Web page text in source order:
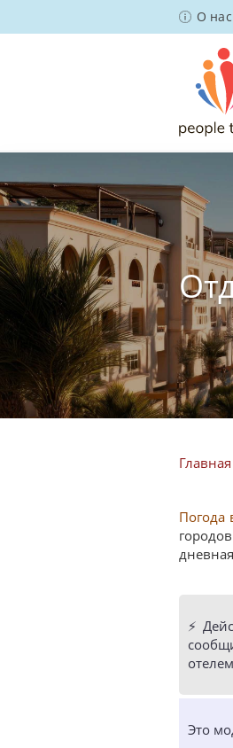
О нас
Главная
Погода
⚡️
Это